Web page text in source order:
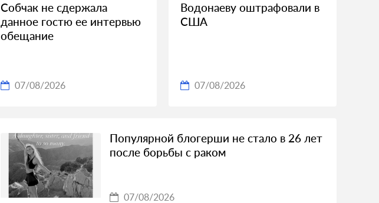
Собчак не сдержала
данное гостю ее интервью
обещание
07/08/2026
Водонаеву оштрафовали в
США
07/08/2026
Популярной блогерши не стало в 26 лет
после борьбы с раком
07/08/2026